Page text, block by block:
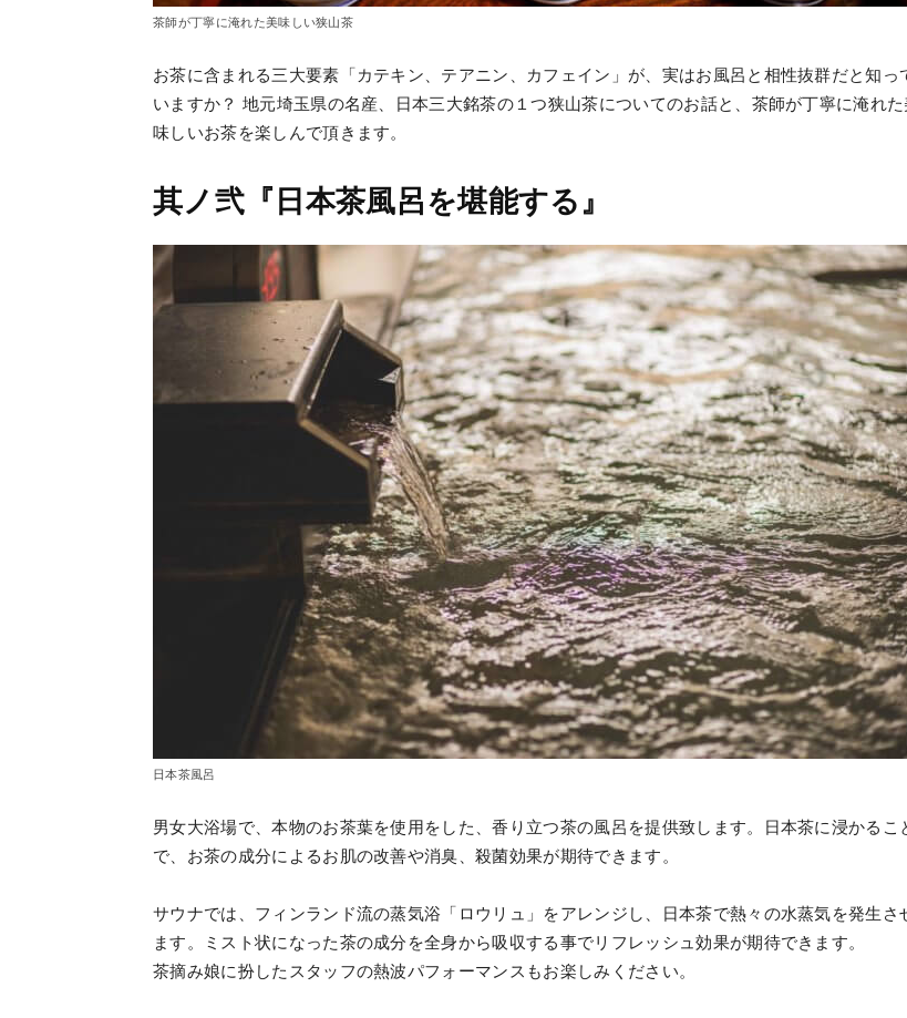
茶師が丁寧に淹れた美味しい狭山茶
お茶に含まれる三大要素「カテキン、テアニン、カフェイン」が、実はお風呂と相性抜群だと知っ
いますか？ 地元埼玉県の名産、日本三大銘茶の１つ狭山茶についてのお話と、茶師が丁寧に淹れた
味しいお茶を楽しんで頂きます。
其ノ弐『日本茶風呂を堪能する』
日本茶風呂
男女大浴場で、本物のお茶葉を使用をした、香り立つ茶の風呂を提供致します。日本茶に浸かるこ
で、お茶の成分によるお肌の改善や消臭、殺菌効果が期待できます。
サウナでは、フィンランド流の蒸気浴「ロウリュ」をアレンジし、日本茶で熱々の水蒸気を発生さ
ます。ミスト状になった茶の成分を全身から吸収する事でリフレッシュ効果が期待できます。
茶摘み娘に扮したスタッフの熱波パフォーマンスもお楽しみください。